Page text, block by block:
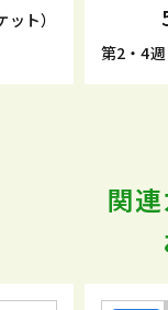
ト）
第2・4
関